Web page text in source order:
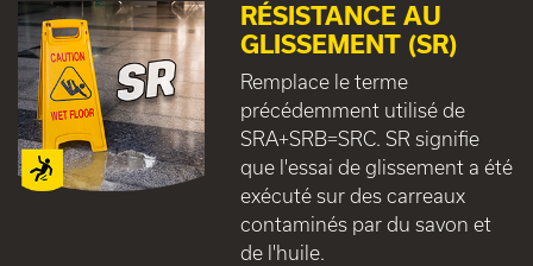
RÉSISTANCE AU
GLISSEMENT (SR)
Remplace le terme
précédemment utilisé de
SRA+SRB=SRC. SR signifie
que l'essai de glissement a été
exécuté sur des carreaux
contaminés par du savon et
de l'huile.